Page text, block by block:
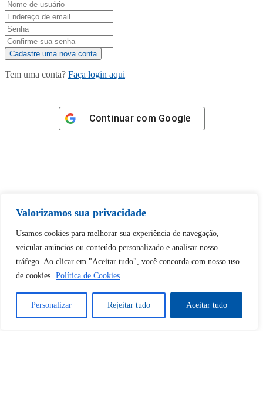
Valorizamos sua privacidade
Usamos cookies para melhorar sua experiência de navegação,
veicular anúncios ou conteúdo personalizado e analisar nosso
tráfego. Ao clicar em "Aceitar tudo", você concorda com nosso uso
de cookies. Política de Cookies
Personalizar Rejeitar tudo Aceitar tudo
Tem uma conta? Faça login aqui
Continuar com Google
desbloquear esta publicação?
Desbloquear esquerda : 0